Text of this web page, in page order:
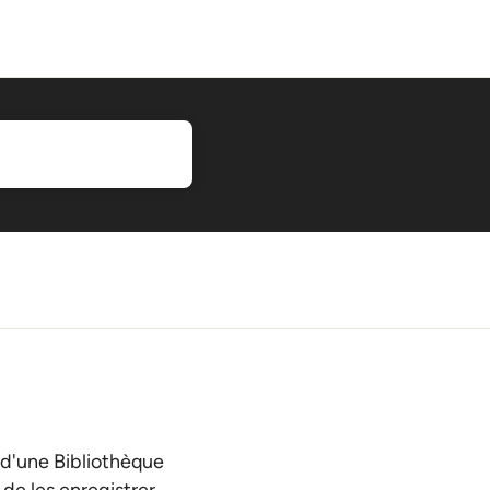
Bibliothèque